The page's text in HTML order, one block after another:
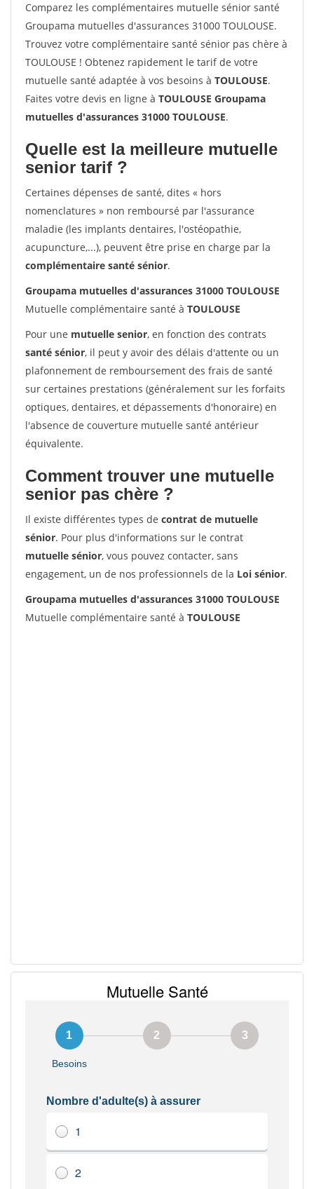
Comparez les complémentaires mutuelle sénior santé
Groupama mutuelles d'assurances 31000 TOULOUSE.
Trouvez votre complémentaire santé sénior pas chère à
TOULOUSE ! Obtenez rapidement le tarif de votre
mutuelle santé adaptée à vos besoins à TOULOUSE.
Faites votre devis en ligne à TOULOUSE Groupama
mutuelles d'assurances 31000 TOULOUSE.
Quelle est la meilleure mutuelle
senior tarif ?
Certaines dépenses de santé, dites « hors
nomenclatures » non remboursé par l'assurance
maladie (les implants dentaires, l'ostéopathie,
acupuncture,...), peuvent être prise en charge par la
complémentaire santé sénior.
Groupama mutuelles d'assurances 31000 TOULOUSE
Mutuelle complémentaire santé à TOULOUSE
Pour une mutuelle senior, en fonction des contrats
santé sénior, il peut y avoir des délais d'attente ou un
plafonnement de remboursement des frais de santé
sur certaines prestations (généralement sur les forfaits
optiques, dentaires, et dépassements d'honoraire) en
l'absence de couverture mutuelle santé antérieur
équivalente.
Comment trouver une mutuelle
senior pas chère ?
Il existe différentes types de contrat de mutuelle
sénior. Pour plus d'informations sur le contrat
mutuelle sénior, vous pouvez contacter, sans
engagement, un de nos professionnels de la Loi sénior.
Groupama mutuelles d'assurances 31000 TOULOUSE
Mutuelle complémentaire santé à TOULOUSE